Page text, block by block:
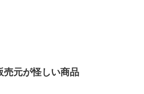
売元が怪しい商品